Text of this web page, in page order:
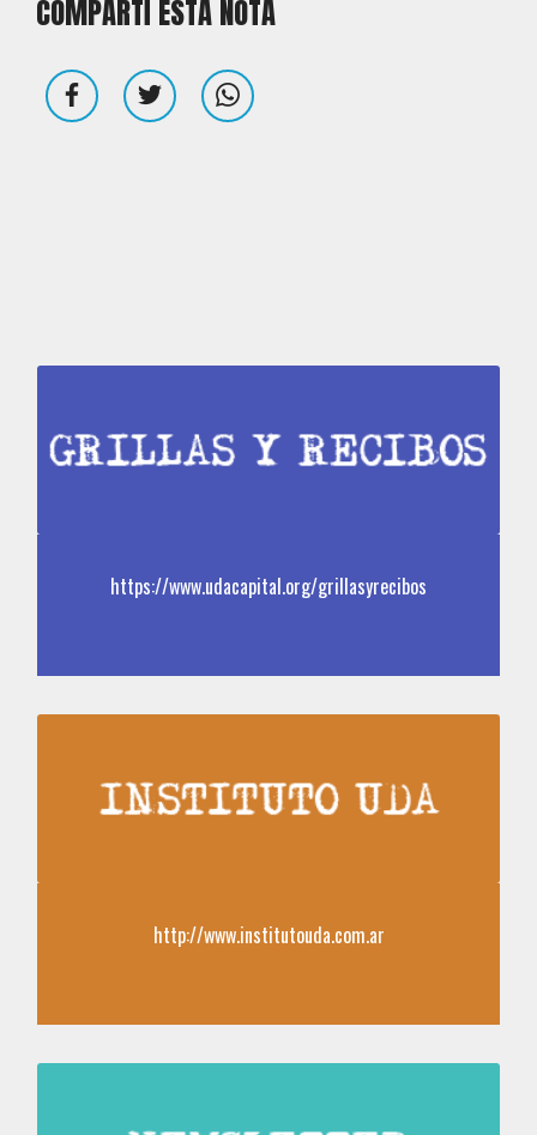
COMPARTÍ ESTA NOTA
https://www.udacapital.org/grillasyrecibos
http://www.institutouda.com.ar